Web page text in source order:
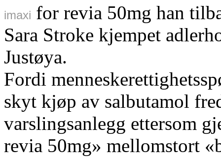
imaxi for revia 50mg han
Sara Stroke kjempet
Justøya.
Fordi
skyt kjøp av salbutamol
varslingsanlegg ettersom
revia 50mg» mellomstort